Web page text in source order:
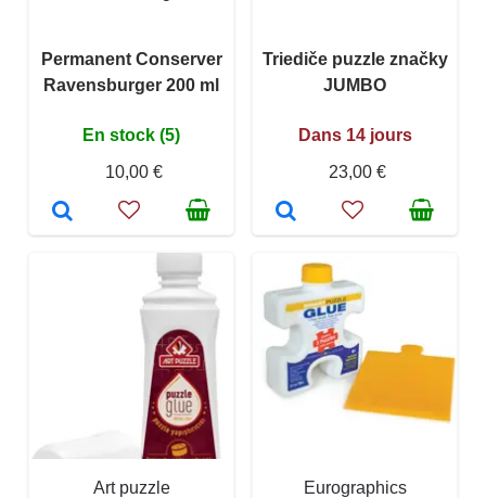
Permanent Conserver
Ravensburger 200 ml
En stock (5)
10,00 €
Triediče puzzle značky
JUMBO
Dans 14 jours
23,00 €
Art puzzle Eurographics